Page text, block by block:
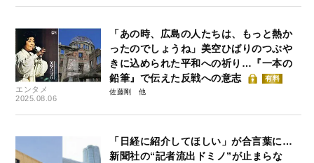
エンタメ
2025.08.06
「あの時、広島の人たちは、もっと熱か
ったのでしょうね」美空ひばりのつぶや
きに込められた平和への祈り…『一本の
鉛筆』で伝えた反戦への意志
有料
佐藤剛
「日経に紹介してほしい」が合言葉に…
新聞社の“記者流出ドミノ”が止まらな